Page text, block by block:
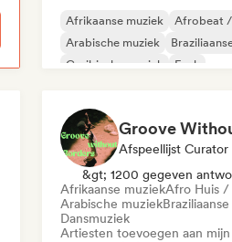
Afrikaanse muziek
Afrobeat
Arabische muziek
Caribische muziek
Funk
Groove
Afspeellijst Curator
&gt; 1200 gegeven
Afrikaanse muziekAfro Huis /
Arabische muziek
Dansmuziek
Artiesten toevoegen aan